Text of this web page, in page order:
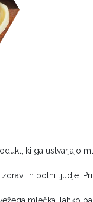
ki ga ustvarjajo
in bolni ljudje.